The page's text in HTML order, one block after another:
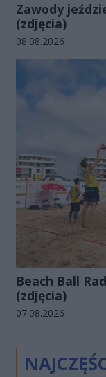
Zawody
(zdjęcia)
Data dodania galerii:
08.08.2026
Beach Ball
(zdjęcia)
Data dodania galerii:
07.08.2026